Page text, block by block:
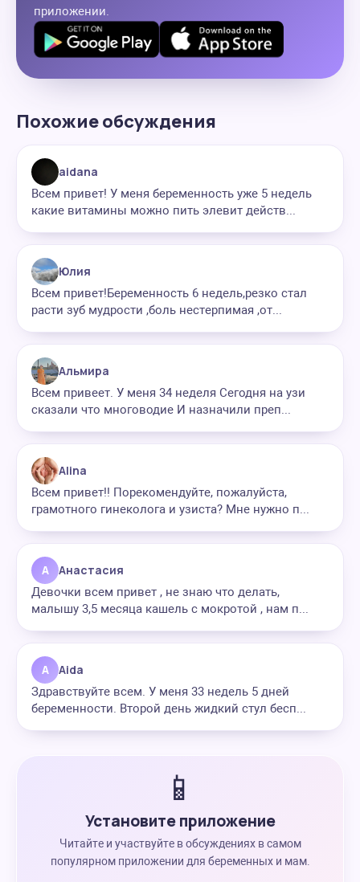
приложении.
Похожие обсуждения
aidana
Всем привет! У меня беременность уже 5 недель
какие витамины можно пить элевит действ...
Юлия
Всем привет!Беременность 6 недель,резко стал
расти зуб мудрости ,боль нестерпимая ,от...
Альмира
Всем привеет. У меня 34 неделя Сегодня на узи
сказали что многоводие И назначили преп...
Alina
Всем привет!! Порекомендуйте, пожалуйста,
грамотного гинеколога и узиста? Мне нужно п...
А Анастасия
Девочки всем привет , не знаю что делать,
малышу 3,5 месяца кашель с мокротой , нам п...
A Aida
Здравствуйте всем. У меня 33 недель 5 дней
беременности. Второй день жидкий стул бесп...
📱
Установите приложение
Читайте и участвуйте в обсуждениях в самом
популярном приложении для беременных и мам.